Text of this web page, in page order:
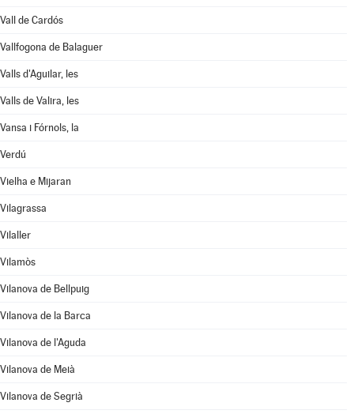
Vall de Cardós
Vallfogona de Balaguer
Valls d'Aguilar, les
Valls de Valira, les
Vansa i Fórnols, la
Verdú
Vielha e Mijaran
Vilagrassa
Vilaller
Vilamòs
Vilanova de Bellpuig
Vilanova de la Barca
Vilanova de l'Aguda
Vilanova de Meià
Vilanova de Segrià